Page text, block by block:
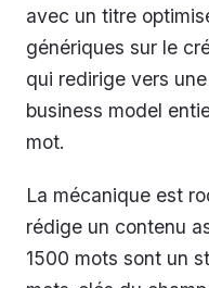
avec un titre
génériques sur le
qui redirige vers
business model
mot.
La mécanique est
rédige un contenu
1500 mots sont un